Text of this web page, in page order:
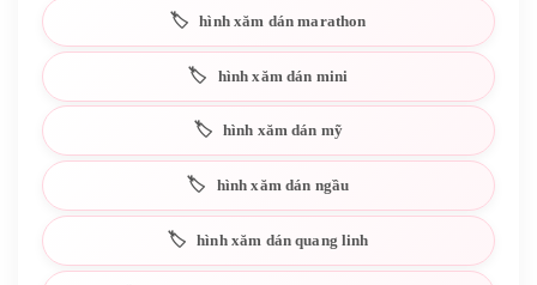
hình xăm dán marathon
hình xăm dán mini
hình xăm dán mỹ
hình xăm dán ngầu
hình xăm dán quang linh